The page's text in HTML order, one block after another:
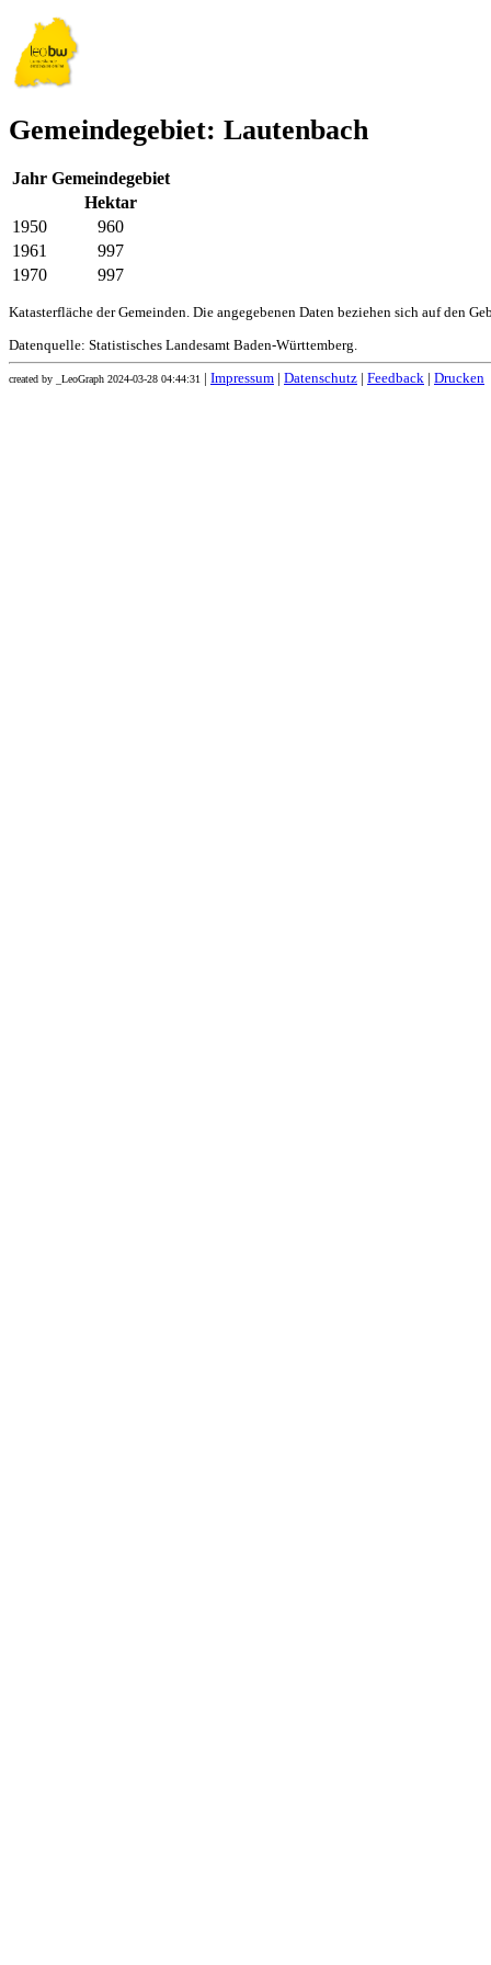
Gemeindegebiet: Lautenbach
Jahr Gemeindegebiet
Hektar
1950
960
1961
997
1970
997
Katasterfläche der Gemeinden. Die angegebenen Daten beziehen sich auf den
Datenquelle: Statistisches Landesamt Baden-Württemberg.
created by _LeoGraph 2024-03-28 04:44:31 Impressum Datenschutz Feedback Drucken